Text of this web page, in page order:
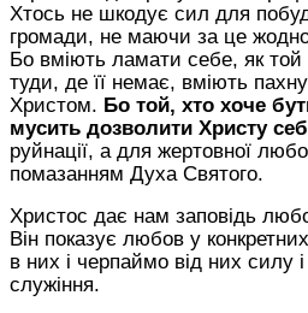
Хтось не шкодує сил для
громади, не маючи за це
Бо вміють ламати себе, як
туди, де її немає, вміють
Христом. Бо той, хто хоче
мусить дозволити Христу
руйнації, а для жертовної
помазанням Духа Святого.
Христос дає нам заповідь
Він показує любов у конкретних
в них і черпаймо від них силу
служіння.